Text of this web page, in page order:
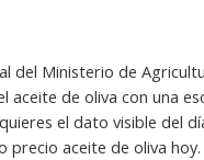
del Ministerio de
aceite de oliva con una
el dato visible del
precio aceite de oliva